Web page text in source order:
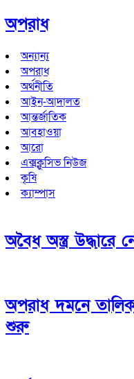
অপরাধ
অন্যান্য
অপরাধ
অর্থনীতি
আইন-আদালত
আন্তর্জাতিক
আবহাওয়া
আরো
এক্সক্লুসিভ নিউজ
কৃষি
ক্যাম্পাস
অবৈধ অস্ত্র
অপরাধ দমনে
শুরু